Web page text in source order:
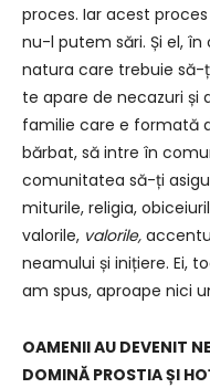
proces. Iar acest
nu-l putem sări. Și el,
natura care trebuie să-
te apare de necazuri și
familie care e formată
bărbat, să intre în
comunitatea să-ți
miturile, religia,
valorile, valorile,
neamului și inițiere. Ei,
am spus, aproape nici
OAMENII AU DEVENIT
DOMINĂ PROSTIA ȘI